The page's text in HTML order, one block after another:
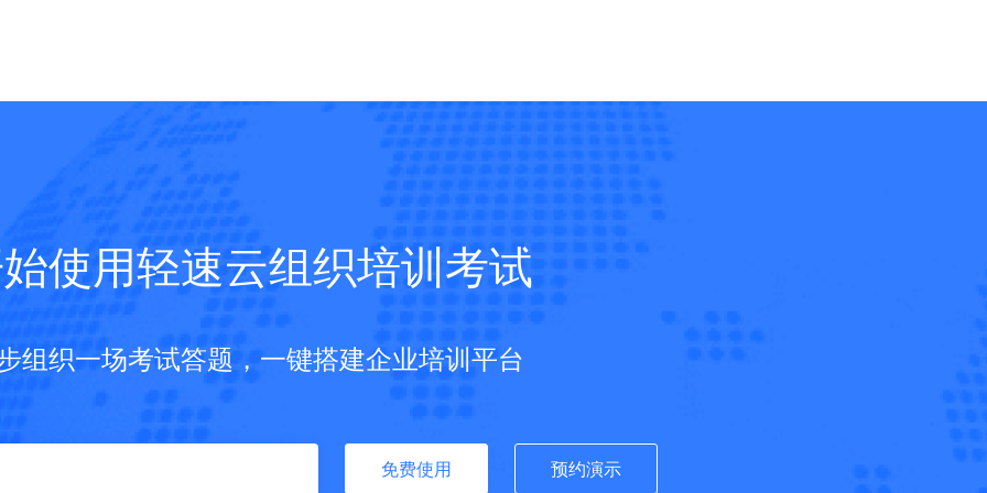
使用轻速云组织培训考试
组织一场考试答题，一键搭建企业培训平台
免费使用 预约演示